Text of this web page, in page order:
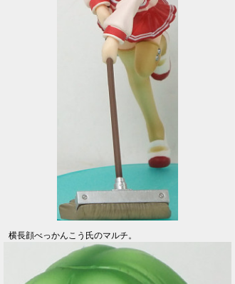
横長顔べっかんこう氏のマルチ。